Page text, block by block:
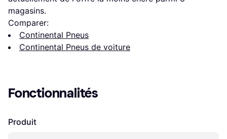
magasins.
Comparer:
Continental Pneus
Continental Pneus de voiture
Fonctionnalités
Produit